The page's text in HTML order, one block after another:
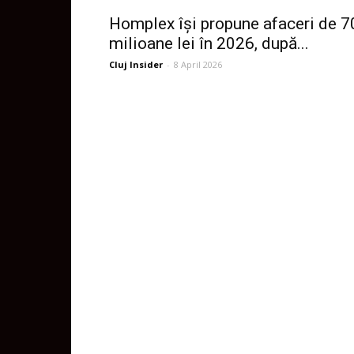
Homplex își propune afaceri de
milioane lei în 2026, după...
Cluj Insider - 8 April 2026